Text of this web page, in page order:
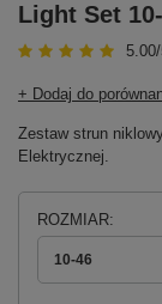
Light Set
+ Dodaj do
Zestaw strun
Elektrycznej.
ROZMIAR
10-46